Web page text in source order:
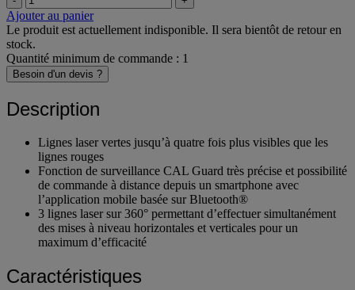
Ajouter au panier
Le produit est actuellement indisponible. Il sera bientôt de retour en
stock.
Quantité minimum de commande : 1
Besoin d'un devis ?
Description
Lignes laser vertes jusqu’à quatre fois plus visibles que les
lignes rouges
Fonction de surveillance CAL Guard très précise et possibilité
de commande à distance depuis un smartphone avec
l’application mobile basée sur Bluetooth®
3 lignes laser sur 360° permettant d’effectuer simultanément
des mises à niveau horizontales et verticales pour un
maximum d’efficacité
Caractéristiques